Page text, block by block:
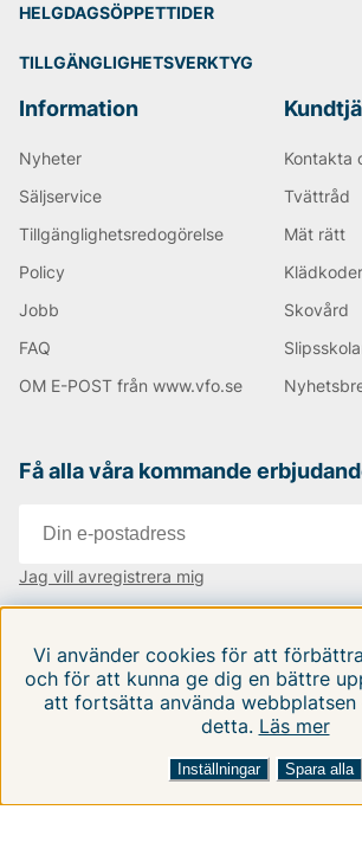
HELGDAGSÖPPETTIDER
TILLGÄNGLIGHETSVERKTYG
Information
Nyheter
Säljservice
Tillgänglighetsredogörelse
Policy
Jobb
FAQ
OM E-POST från www.vfo.se
Kontakta
Tvättråd
Mät rätt
Klädkoder
Skovård
Få alla våra kommande
Jag vill avregistrera mig
Följ oss på våra sociala medier
Vi använder cookies för att
och för att kunna ge dig en bättre
att fortsätta använda webbplatsen
detta. Läs mer
Inställningar Spara alla